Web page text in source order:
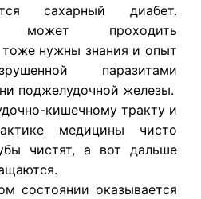
сахарный диабет.
может проходить
тоже нужны знания и опыт
паразитами
поджелудочной железы.
кишечному тракту и
медицины чисто
чистят, а вот дальше
состоянии оказывается